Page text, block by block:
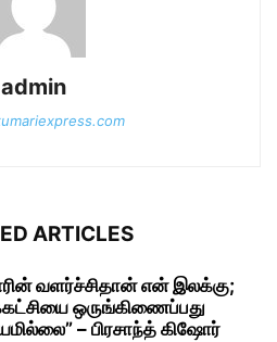
admin
ARTICLES
வளர்ச்சிதான் என் இலக்கு;
ஒருங்கிணைப்பது
– பிரசாந்த் கிஷோர்